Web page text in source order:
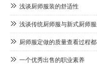
浅谈厨师服装的舒适性
浅谈传统厨师服与新式厨师
厨师服定做的质量查看过程
一个优秀出售的职业素养